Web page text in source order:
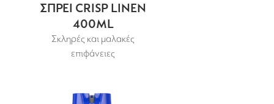
ΣΠΡΕΙ CRISP LINEN
400ML
Σκληρές και μαλακές
επιφάνειες